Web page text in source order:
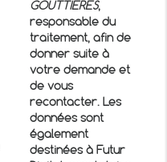
GOUTTIERES,
responsable du
traitement, afin de
donner suite à
votre demande et
de vous
recontacter. Les
données sont
également
destinées à Futur